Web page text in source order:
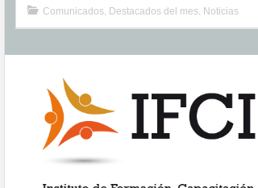
Comunicados, Destacados del mes, Noticias